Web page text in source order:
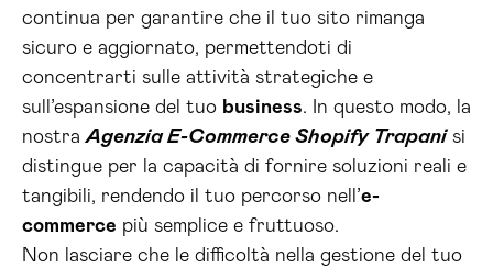
continua per garantire che il tuo sito rimanga
sicuro e aggiornato, permettendoti di
concentrarti sulle attività strategiche e
sull’espansione del tuo business. In questo modo, la
nostraAgenzia E-Commerce Shopify Trapanisi
distingue per la capacità di fornire soluzioni reali e
tangibili, rendendo il tuo percorso nell’e-
commerce più semplice e fruttuoso.
Non lasciare che le difficoltà nella gestione del tuo